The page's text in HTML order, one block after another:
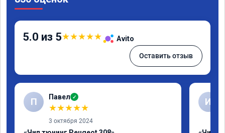
5.0 из 5★★★★★ Avito
Оставить отзыв
П Павел ✓
★★★★★
3 октября 2024
И